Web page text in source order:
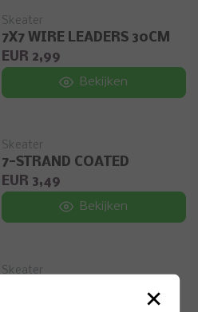
Skeater
7X7 WIRE LEADERS 30CM
EUR 2,99
Bekijken
Skeater
7-STRAND COATED
EUR 3,49
Bekijken
Skeater
×